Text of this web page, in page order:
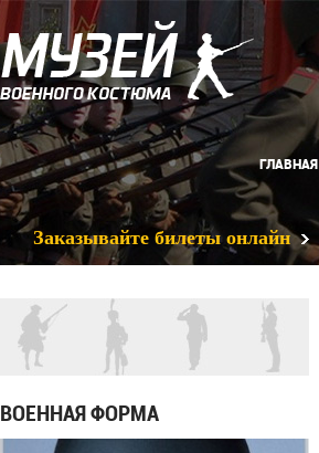
ГЛАВНАЯ
Заказывайте билеты онлайн
ВОЕННАЯ ФОРМА